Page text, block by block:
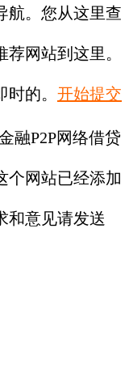
航。您从这里查
网站到这里。
的。 开始提交
融P2P网络借贷
个网站已经添加
和意见请发送